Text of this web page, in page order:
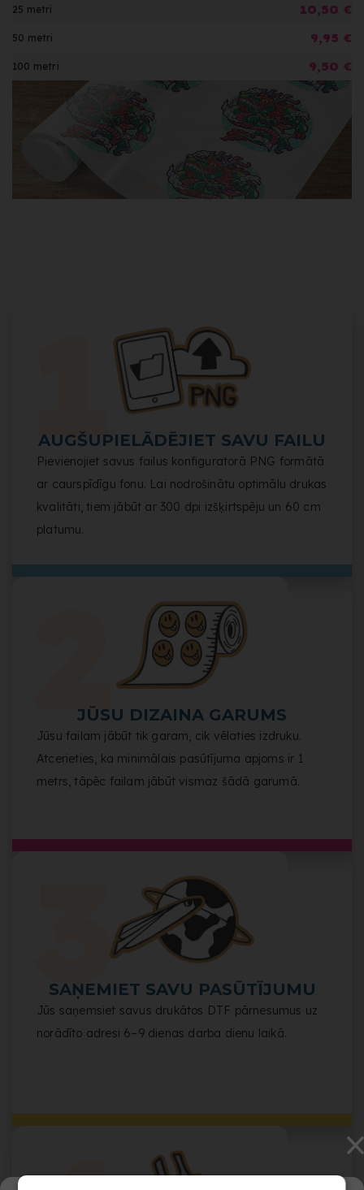
25 metri 10,50 €
50 metri 9,95 €
100 metri 9,50 €
AUGŠUPIELĀDĒJIET SAVU FAILU
Pievienojiet savus failus konfiguratorā PNG formātā
ar caurspīdīgu fonu. Lai nodrošinātu optimālu drukas
kvalitāti, tiem jābūt ar 300 dpi izšķirtspēju un 60 cm
platumu.
JŪSU DIZAINA GARUMS
Jūsu failam jābūt tik garam, cik vēlaties izdruku.
Atcerieties, ka minimālais pasūtījuma apjoms ir 1
metrs, tāpēc failam jābūt vismaz šādā garumā.
SAŅEMIET SAVU PASŪTĪJUMU
Jūs saņemsiet savus drukātos DTF pārnesumus uz
norādīto adresi 6–9 dienas darba dienu laikā.